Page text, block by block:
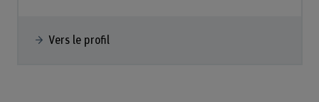
Vers le profil